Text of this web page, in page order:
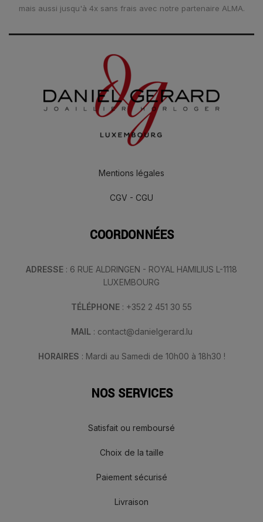
mais aussi jusqu'à 4x sans frais avec notre partenaire ALMA.
Mentions légales
CGV - CGU
COORDONNÉES
ADRESSE : 6 RUE ALDRINGEN - ROYAL HAMILIUS L-1118
LUXEMBOURG
TÉLÉPHONE : +352 2 451 30 55
MAIL : contact@danielgerard.lu
HORAIRES : Mardi au Samedi de 10h00 à 18h30 !
NOS SERVICES
Satisfait ou remboursé
Choix de la taille
Paiement sécurisé
Livraison